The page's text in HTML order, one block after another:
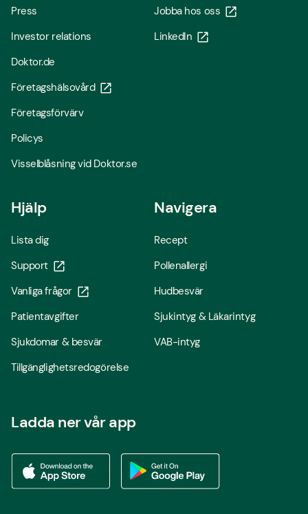
Press
Investor relations
Doktor.de
Företagshälsovård
Företagsförvärv
Policys
Visselblåsning vid Doktor.se
Jobba hos oss
LinkedIn
Hjälp
Lista dig
Support
Vanliga frågor
Patientavgifter
Sjukdomar & besvär
Tillgänglighetsredogörelse
Navigera
Recept
Pollenallergi
Hudbesvär
Sjukintyg & Läkarintyg
VAB-intyg
Ladda ner vår app